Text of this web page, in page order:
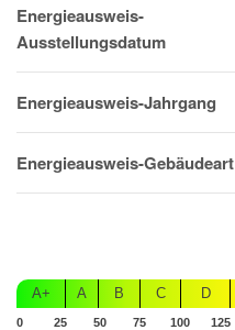
Energieausweis-
Ausstellungsdatum
Energieausweis-Jahrgang
Energieausweis-Gebäudeart
A+
A B C D
0 25 50 75 100 125